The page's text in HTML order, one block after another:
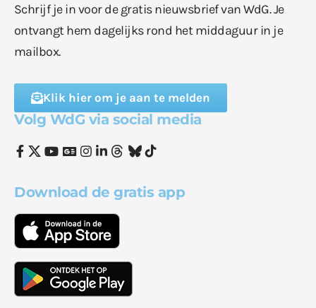
Schrijf je in voor de gratis nieuwsbrief van WdG. Je
ontvangt hem dagelijks rond het middaguur in je
mailbox.
Klik hier om je aan te melden
Volg WdG via social media
Download de gratis app